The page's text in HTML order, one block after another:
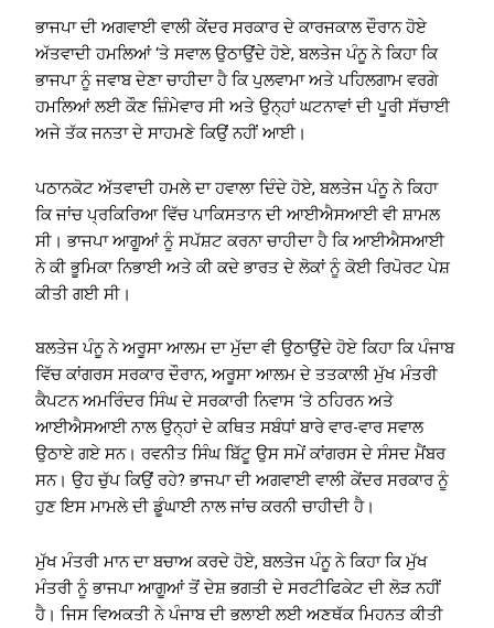
ਭਾਜਪਾ ਦੀ ਅਗਵਾਈ ਵਾਲੀ ਕੇਂਦਰ ਸਰਕਾਰ ਦੇ ਕਾਰਜਕਾਲ ਦੌਰਾਨ ਹੋਏ
ਅੱਤਵਾਦੀ ਹਮਲਿਆਂ ‘ਤੇ ਸਵਾਲ ਉਠਾਉਂਦੇ ਹੋਏ, ਬਲਤੇਜ ਪੰਨੂ ਨੇ ਕਿਹਾ ਕਿ
ਭਾਜਪਾ ਨੂੰ ਜਵਾਬ ਦੇਣਾ ਚਾਹੀਦਾ ਹੈ ਕਿ ਪੁਲਵਾਮਾ ਅਤੇ ਪਹਿਲਗਾਮ ਵਰਗੇ
ਹਮਲਿਆਂ ਲਈ ਕੌਣ ਜ਼ਿੰਮੇਵਾਰ ਸੀ ਅਤੇ ਉਨ੍ਹਾਂ ਘਟਨਾਵਾਂ ਦੀ ਪੂਰੀ ਸੱਚਾਈ
ਅਜੇ ਤੱਕ ਜਨਤਾ ਦੇ ਸਾਹਮਣੇ ਕਿਉਂ ਨਹੀਂ ਆਈ।
ਪਠਾਨਕੋਟ ਅੱਤਵਾਦੀ ਹਮਲੇ ਦਾ ਹਵਾਲਾ ਦਿੰਦੇ ਹੋਏ, ਬਲਤੇਜ ਪੰਨੂ ਨੇ ਕਿਹਾ
ਕਿ ਜਾਂਚ ਪ੍ਰਕਿਰਿਆ ਵਿੱਚ ਪਾਕਿਸਤਾਨ ਦੀ ਆਈਐਸਆਈ ਵੀ ਸ਼ਾਮਲ
ਸੀ। ਭਾਜਪਾ ਆਗੂਆਂ ਨੂੰ ਸਪੱਸ਼ਟ ਕਰਨਾ ਚਾਹੀਦਾ ਹੈ ਕਿ ਆਈਐਸਆਈ
ਨੇ ਕੀ ਭੂਮਿਕਾ ਨਿਭਾਈ ਅਤੇ ਕੀ ਕਦੇ ਭਾਰਤ ਦੇ ਲੋਕਾਂ ਨੂੰ ਕੋਈ ਰਿਪੋਰਟ ਪੇਸ਼
ਕੀਤੀ ਗਈ ਸੀ।
ਬਲਤੇਜ ਪੰਨੂ ਨੇ ਅਰੂਸਾ ਆਲਮ ਦਾ ਮੁੱਦਾ ਵੀ ਉਠਾਉਂਦੇ ਹੋਏ ਕਿਹਾ ਕਿ ਪੰਜਾਬ
ਵਿੱਚ ਕਾਂਗਰਸ ਸਰਕਾਰ ਦੌਰਾਨ, ਅਰੂਸਾ ਆਲਮ ਦੇ ਤਤਕਾਲੀ ਮੁੱਖ ਮੰਤਰੀ
ਕੈਪਟਨ ਅਮਰਿੰਦਰ ਸਿੰਘ ਦੇ ਸਰਕਾਰੀ ਨਿਵਾਸ ‘ਤੇ ਠਹਿਰਨ ਅਤੇ
ਆਈਐਸਆਈ ਨਾਲ ਉਨ੍ਹਾਂ ਦੇ ਕਥਿਤ ਸਬੰਧਾਂ ਬਾਰੇ ਵਾਰ-ਵਾਰ ਸਵਾਲ
ਉਠਾਏ ਗਏ ਸਨ। ਰਵਨੀਤ ਸਿੰਘ ਬਿੱਟੂ ਉਸ ਸਮੇਂ ਕਾਂਗਰਸ ਦੇ ਸੰਸਦ ਮੈਂਬਰ
ਸਨ। ਉਹ ਚੁੱਪ ਕਿਉਂ ਰਹੇ? ਭਾਜਪਾ ਦੀ ਅਗਵਾਈ ਵਾਲੀ ਕੇਂਦਰ ਸਰਕਾਰ ਨੂੰ
ਹੁਣ ਇਸ ਮਾਮਲੇ ਦੀ ਡੂੰਘਾਈ ਨਾਲ ਜਾਂਚ ਕਰਨੀ ਚਾਹੀਦੀ ਹੈ।
ਮੁੱਖ ਮੰਤਰੀ ਮਾਨ ਦਾ ਬਚਾਅ ਕਰਦੇ ਹੋਏ, ਬਲਤੇਜ ਪੰਨੂ ਨੇ ਕਿਹਾ ਕਿ ਮੁੱਖ
ਮੰਤਰੀ ਨੂੰ ਭਾਜਪਾ ਆਗੂਆਂ ਤੋਂ ਦੇਸ਼ ਭਗਤੀ ਦੇ ਸਰਟੀਫਿਕੇਟ ਦੀ ਲੋੜ ਨਹੀਂ
ਹੈ। ਜਿਸ ਵਿਅਕਤੀ ਨੇ ਪੰਜਾਬ ਦੀ ਭਲਾਈ ਲਈ ਅਣਥੱਕ ਮਿਹਨਤ ਕੀਤੀ